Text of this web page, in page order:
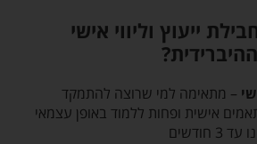
ייעוץ וליווי אישי
– מתאימה למי שרוצה להתמקד
אישית ופחות ללמוד באופן עצמאי